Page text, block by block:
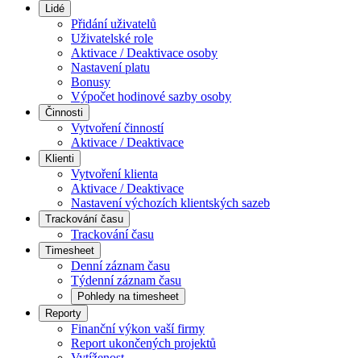
Lidé
Přidání uživatelů
Uživatelské role
Aktivace / Deaktivace osoby
Nastavení platu
Bonusy
Výpočet hodinové sazby osoby
Činnosti
Vytvoření činností
Aktivace / Deaktivace
Klienti
Vytvoření klienta
Aktivace / Deaktivace
Nastavení výchozích klientských sazeb
Trackování času
Trackování času
Timesheet
Denní záznam času
Týdenní záznam času
Pohledy na timesheet
Reporty
Finanční výkon vaší firmy
Report ukončených projektů